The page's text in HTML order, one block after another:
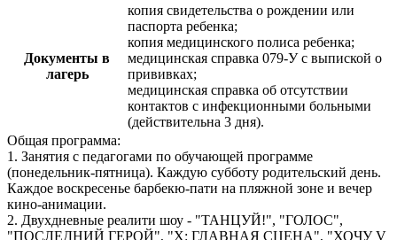
Документы в
лагерь
копия свидетельства о рождении или
паспорта ребенка;
копия медицинского полиса ребенка;
медицинская справка 079-У с выпиской о
прививках;
медицинская справка об отсутствии
контактов с инфекционными больными
(действительна 3 дня).
Общая программа:
1. Занятия с педагогами по обучающей программе
(понедельник-пятница). Каждую субботу родительский день.
Каждое воскресенье барбекю-пати на пляжной зоне и вечер
кино-анимации.
2. Двухдневные реалити шоу - "ТАНЦУЙ!", "ГОЛОС",
"ПОСЛЕДНИЙ ГЕРОЙ", "Х: ГЛАВНАЯ СЦЕНА", "ХОЧУ V